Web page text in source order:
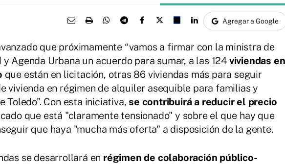
Agregar a Google
que próximamente “vamos a firmar con la ministra de
Agenda Urbana un acuerdo para sumar, a las 124 viviendas en
que están en licitación, otras 86 viviendas más para seguir
vivienda en régimen de alquiler asequible para familias y
Toledo”. Con esta iniciativa, se contribuirá a reducir el precio
que está "claramente tensionado" y sobre el que hay que
que haya "mucha más oferta" a disposición de la gente.
se desarrollará en régimen de colaboración público-